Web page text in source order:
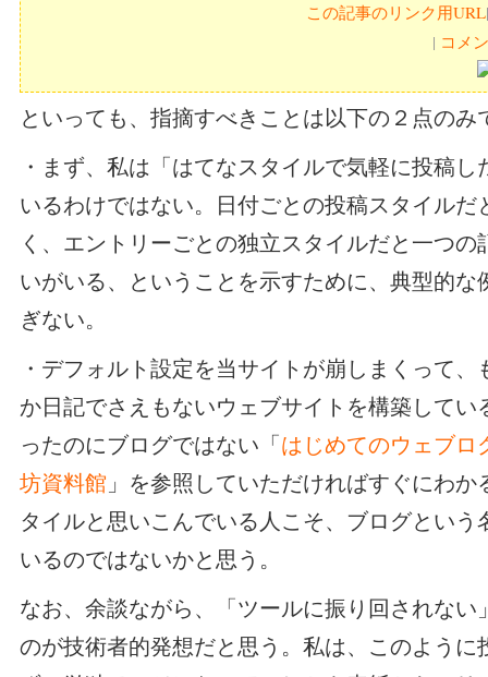
この記事のリンク用URL
| コメ
といっても、指摘すべきことは以下の２点のみ
・まず、私は「はてなスタイルで気軽に投稿
いるわけではない。日付ごとの投稿スタイルだ
く、エントリーごとの独立スタイルだと一つ
いがいる、ということを示すために、典型的な
ぎない。
・デフォルト設定を当サイトが崩しまくって
か日記でさえもないウェブサイトを構築してい
ったのにブログではない「はじめてのウェブロ
坊資料館 」を参照していただければすぐにわ
タイルと思いこんでいる人こそ、ブログという
いるのではないかと思う。
なお、余談ながら、「ツールに振り回されない
のが技術者的発想だと思う。私は、このように